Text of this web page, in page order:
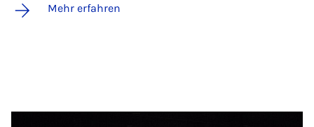
Mehr erfahren